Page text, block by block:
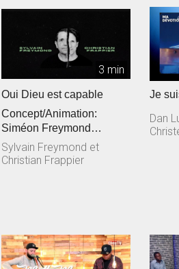
3 min
Oui Dieu est capable
Concept/Animation:
Siméon Freymond
Composition: Sylvain
Freymond en collaborat...
Sylvain Freymond et
Christian Frappier
Je
Dan